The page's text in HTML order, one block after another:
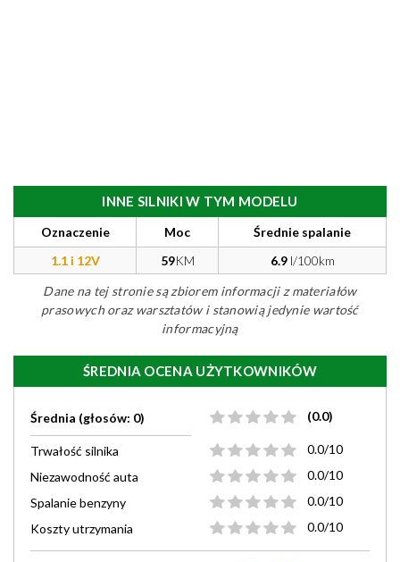
INNE SILNIKI W TYM MODELU
Oznaczenie Moc
Średnie spalanie
1.1 i 12V
59KM 6.9l/100km
Dane na tej stronie są zbiorem informacji z materiałów
prasowych oraz warsztatów i stanowią jedynie wartość
informacyjną
ŚREDNIA OCENA UŻYTKOWNIKÓW
Średnia (głosów: 0) (0.0)
Trwałość silnika
0.0/10
Niezawodność auta
0.0/10
Spalanie benzyny
0.0/10
Koszty utrzymania
0.0/10